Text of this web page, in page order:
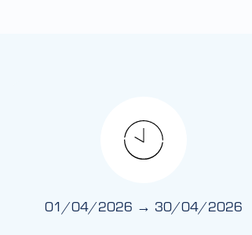
01/04/2026 → 30/04/2026